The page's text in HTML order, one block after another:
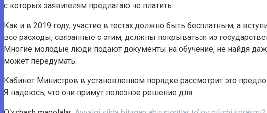
с которых заявителям предлагаю не платить.
Как и в 2019 году, участие в тестах должно быть бесплатным, а
все расходы, связанные с этим, должны покрываться из
Многие молодые люди подают документы на обучение, не найдя
может передумать.
Кабинет Министров в установленном порядке рассмотрит это
Я надеюсь, что они примут полезное решение для.